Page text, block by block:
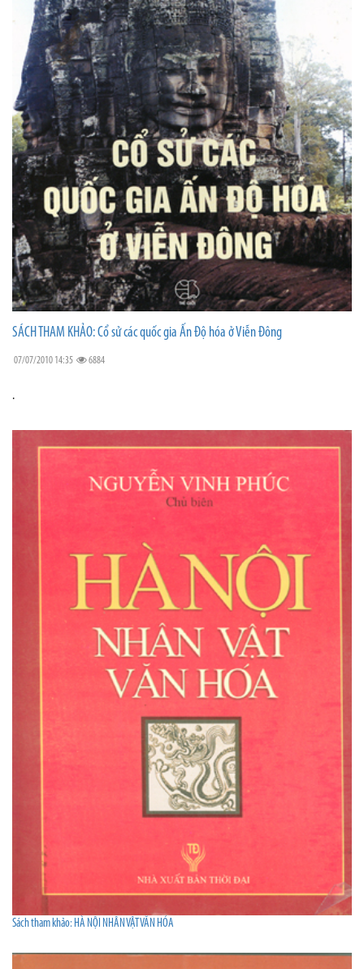
SÁCH THAM KHẢO: Cổ sử các quốc gia Ấn Độ hóa ở Viễn Đông
07/07/2010 14:35 6884
.
Sách tham khảo: HÀ NỘI NHÂN VẬT VĂN HÓA